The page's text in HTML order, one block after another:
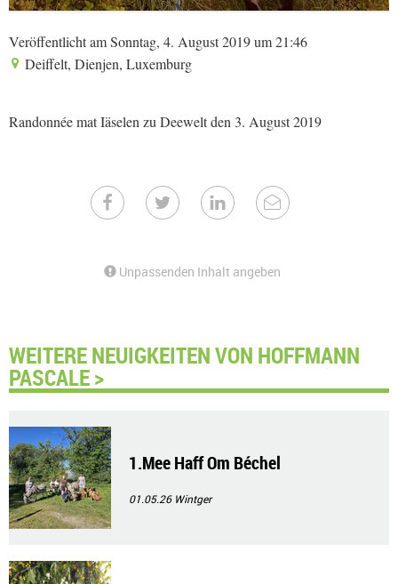
Veröffentlicht am Sonntag, 4. August 2019 um 21:46
Deiffelt, Dienjen, Luxemburg
Randonnée mat Iäselen zu Deewelt den 3. August 2019
Unpassenden Inhalt angeben
WEITERE NEUIGKEITEN VON HOFFMANN
PASCALE >
1.Mee Haff Om Béchel
01.05.26 Wintger